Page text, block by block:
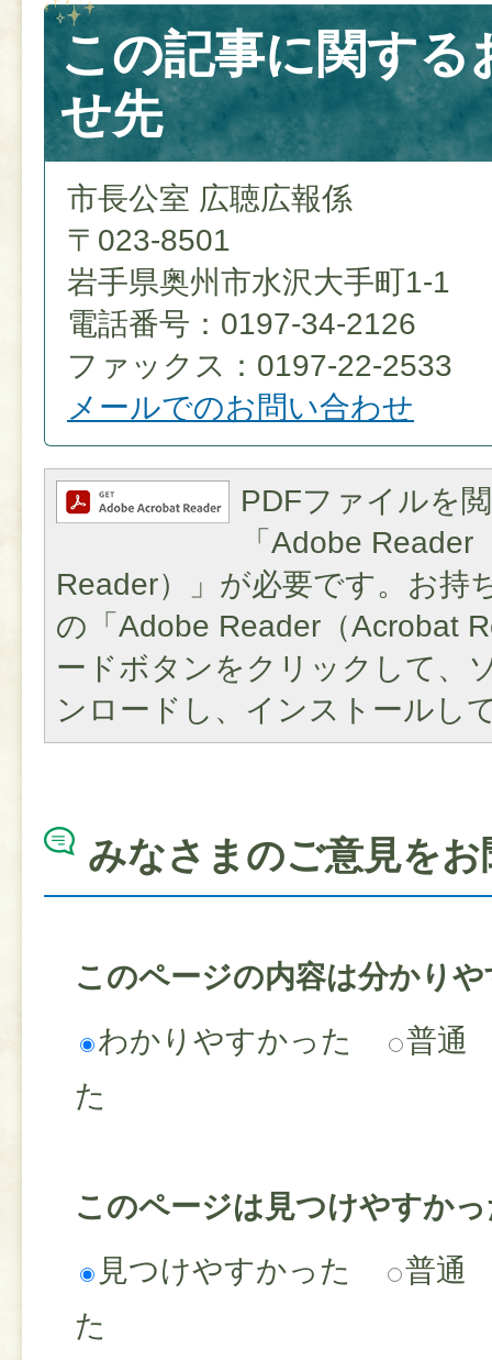
この記事に関する
せ先
市長公室 広聴広報係
〒023-8501
岩手県奥州市水沢大手町1-1
電話番号：0197-34-2126
ファックス：0197-22-2533
メールでのお問い合わせ
PDFファイルを
「Adobe Reader
Reader）」が必要です。お持
の「Adobe Reader（Acrobat
ードボタンをクリックして、
ンロードし、インストールし
みなさまのご意見を
このページの内容は分かり
わかりやすかった
普通
た
このページは見つけやすか
見つけやすかった
普通
た